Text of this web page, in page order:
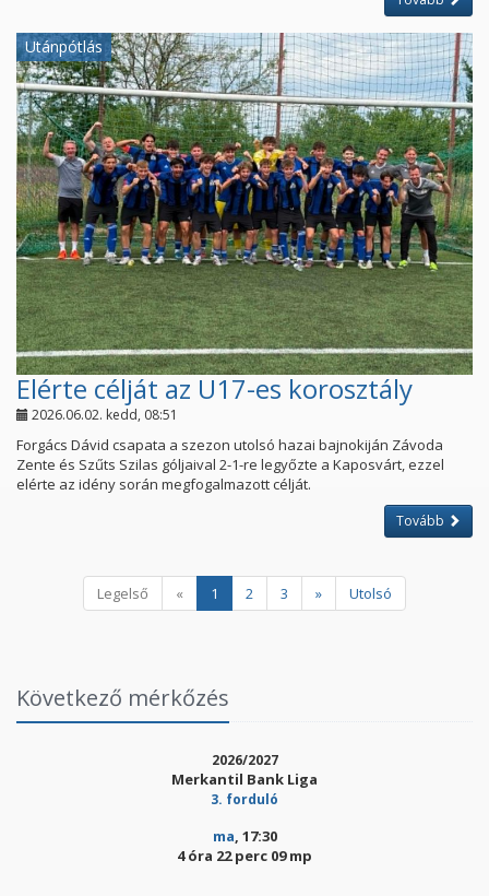
Utánpótlás
Elérte célját az U17-es korosztály
2026.06.02. kedd, 08:51
Forgács Dávid csapata a szezon utolsó hazai bajnokiján Závoda
Zente és Szűts Szilas góljaival 2-1-re legyőzte a Kaposvárt, ezzel
elérte az idény során megfogalmazott célját.
Tovább
Legelső « 1 2 3 » Utolsó
Következő mérkőzés
2026/2027
Merkantil Bank Liga
3. forduló
ma, 17:30
4 óra 22 perc 08 mp